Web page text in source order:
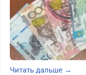
Читать дальше →